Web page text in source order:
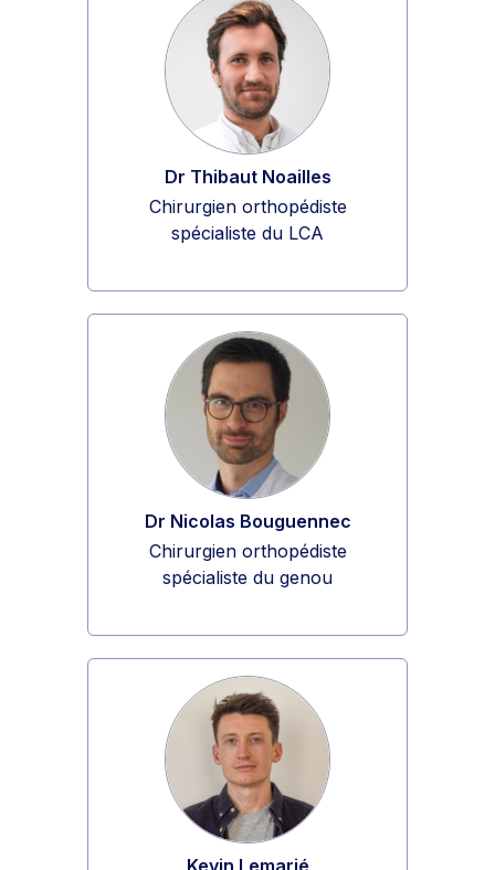
Dr Thibaut Noailles
Chirurgien orthopédiste
spécialiste du LCA
Dr Nicolas Bouguennec
Chirurgien orthopédiste
spécialiste du genou
Kevin Lemarié